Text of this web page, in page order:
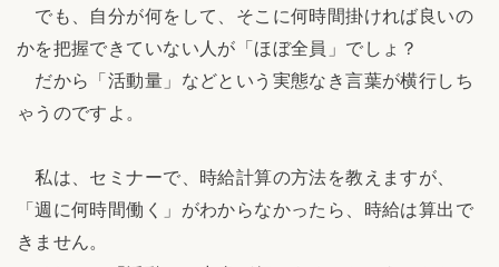
でも、自分が何をして、そこに何時間掛ければ良いの
かを把握できていない人が「ほぼ全員」でしょ？
だから「活動量」などという実態なき言葉が横行しち
ゃうのですよ。
私は、セミナーで、時給計算の方法を教えますが、
「週に何時間働く」がわからなかったら、時給は算出で
きません。